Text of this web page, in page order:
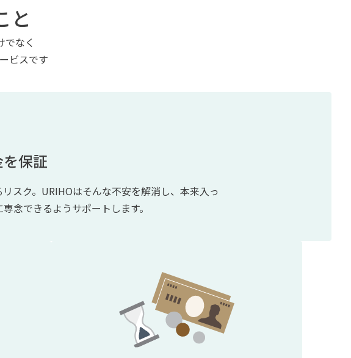
と
でなく
ビスです
保証
スク。URIHOはそんな不安を解消し、本来入っ
念できるようサポートします。